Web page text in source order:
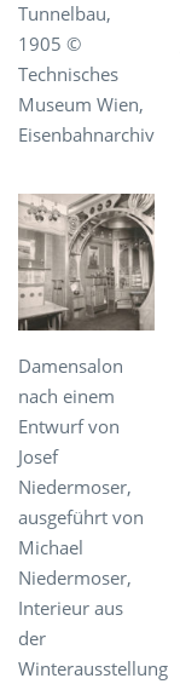
Tunnelbau,
1905 ©
Technisches
Museum Wien,
Eisenbahnarchiv
Damensalon
nach einem
Entwurf von
Josef
Niedermoser,
ausgeführt von
Michael
Niedermoser,
Interieur aus
der
Winterausstellung